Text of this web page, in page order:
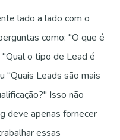
lado a lado com o
como: "O que é
o tipo de Lead é
"Quais Leads são mais
Isso não
deve apenas fornecer
essas